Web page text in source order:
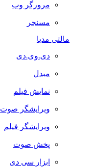
مرورگر وب
مسنجر
مالتی مدیا
دی.وی.دی
مبدل
نمایش فیلم
ویرایشگر صوت
ویرایشگر فیلم
پخش صوت
ابزار سی دی